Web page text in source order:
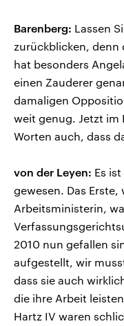
Barenberg: Lassen
zurückblicken, denn
hat besonders
einen Zauderer
damaligen
weit genug. Jetzt im
Worten auch, dass
von der Leyen: Es
gewesen. Das Erste,
Arbeitsministerin,
2010 nun gefallen
aufgestellt, wir
dass sie auch
die ihre Arbeit
Hartz IV waren